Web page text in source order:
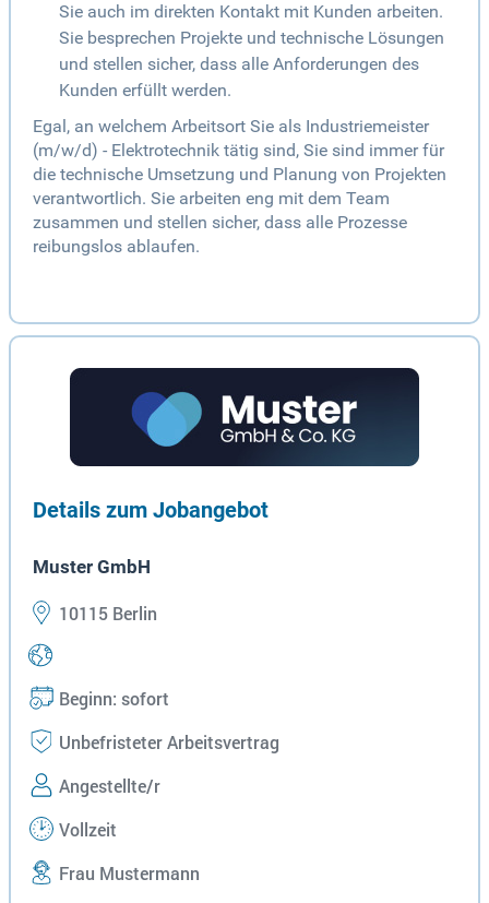
Sie auch im direkten Kontakt mit Kunden arbeiten.
Sie besprechen Projekte und technische Lösungen
und stellen sicher, dass alle Anforderungen des
Kunden erfüllt werden.
Egal, an welchem Arbeitsort Sie als Industriemeister
(m/w/d) - Elektrotechnik tätig sind, Sie sind immer für
die technische Umsetzung und Planung von Projekten
verantwortlich. Sie arbeiten eng mit dem Team
zusammen und stellen sicher, dass alle Prozesse
reibungslos ablaufen.
Details zum Jobangebot
Muster GmbH
10115 Berlin
Beginn: sofort
Unbefristeter Arbeitsvertrag
Angestellte/r
Vollzeit
Frau Mustermann